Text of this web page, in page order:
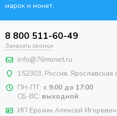
марок и монет.
8 800 511-60-49
Заказать звонок
info@76monet.ru
152303, Россия, Ярославская
ПН-ПТ: с 9:00 до 17:00
СБ-ВС: выходной
ИП Ерохин Алексей Игоревич